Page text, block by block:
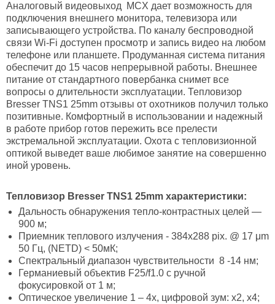
Аналоговый видеовыход MCX дает возможность для
подключения внешнего монитора, телевизора или
записывающего устройства. По каналу беспроводной
связи Wi-Fi доступен просмотр и запись видео на любом
телефоне или планшете. Продуманная система питания
обеспечит до 15 часов непрерывной работы. Внешнее
питание от стандартного повербанка снимет все
вопросы о длительности эксплуатации. Тепловизор
Bresser TNS1 25mm отзывы от охотников получил только
позитивные. Комфортный в использовании и надежный
в работе прибор готов пережить все прелести
экстремальной эксплуатации. Охота с тепловизионной
оптикой выведет ваше любимое занятие на совершенно
иной уровень.
Тепловизор Bresser TNS1 25mm характеристики:
Дальность обнаружения тепло-контрастных целей —
900 м;
Приемник теплового излучения - 384х288 pix. @ 17 μm
50 Гц, (NETD) < 50мК;
Спектральный диапазон чувствительности 8 -14 нм;
Германиевый объектив F25/f1.0 с ручной
фокусировкой от 1 м;
Оптическое увеличение 1 – 4х, цифровой зум: x2, x4;